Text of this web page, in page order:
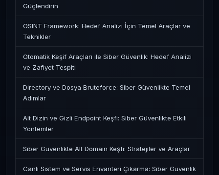
Güçlendirin
OSINT Framework: Hedef Analizi İçin Temel Araçlar ve
Teknikler
Otomatik Keşif Araçları ile Siber Güvenlik: Hedef Analizi
ve Zafiyet Tespiti
Directory ve Dosya Bruteforce: Siber Güvenlikte Temel
Adımlar
Alt Dizin ve Gizli Endpoint Keşfi: Siber Güvenlikte Etkili
Yöntemler
Siber Güvenlikte Alt Domain Keşfi: Stratejiler ve Araçlar
Canlı Sistem ve Servis Envanteri Çıkarma: Siber Güvenlik